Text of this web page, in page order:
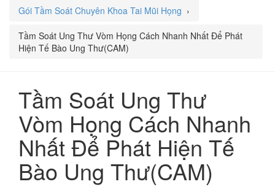
Gói Tầm Soát Chuyên Khoa Tai Mũi Họng ›
Tầm Soát Ung Thư Vòm Họng Cách Nhanh Nhất Để Phát
Hiện Tế Bào Ung Thư(CAM)
Tầm Soát Ung Thư
Vòm Họng Cách Nhanh
Nhất Để Phát Hiện Tế
Bào Ung Thư(CAM)